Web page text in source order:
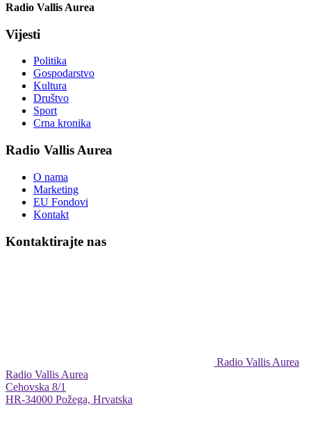
Radio Vallis Aurea
Vijesti
Politika
Gospodarstvo
Kultura
Društvo
Sport
Crna kronika
Radio Vallis Aurea
O nama
Marketing
EU Fondovi
Kontakt
Kontaktirajte nas
Radio Vallis Aurea
Radio Vallis Aurea
Cehovska 8/1
HR-34000 Požega, Hrvatska